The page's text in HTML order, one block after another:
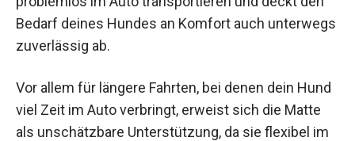
Bedarf deines Hundes an Komfort auch unterwegs
zuverlässig ab.
Vor allem für längere Fahrten, bei denen dein Hund
viel Zeit im Auto verbringt, erweist sich die Matte
als unschätzbare Unterstützung, da sie flexibel im